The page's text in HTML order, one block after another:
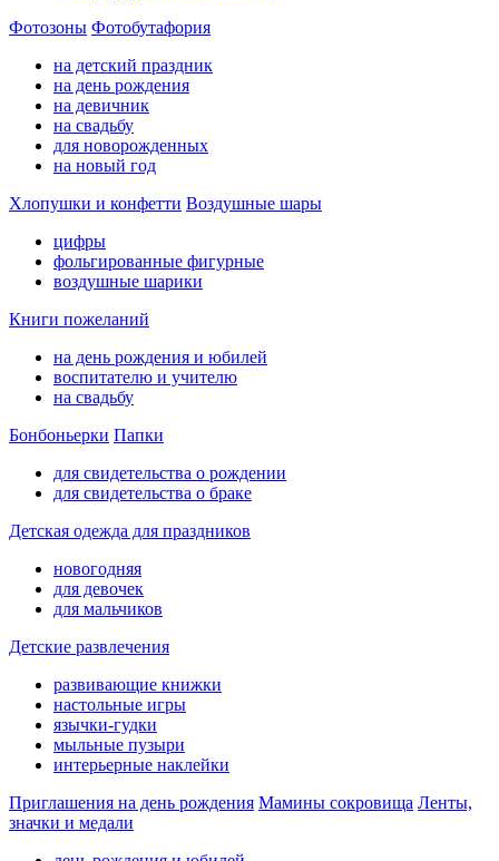
Фотозоны Фотобутафория
на детский праздник
на день рождения
на девичник
на свадьбу
для новорожденных
на новый год
Хлопушки и конфетти Воздушные шары
цифры
фольгированные фигурные
воздушные шарики
Книги пожеланий
на день рождения и юбилей
воспитателю и учителю
на свадьбу
Бонбоньерки Папки
для свидетельства о рождении
для свидетельства о браке
Детская одежда для праздников
новогодняя
для девочек
для мальчиков
Детские развлечения
развивающие книжки
настольные игры
язычки-гудки
мыльные пузыри
интерьерные наклейки
Приглашения на день рождения Мамины сокровища Ленты,
значки и медали